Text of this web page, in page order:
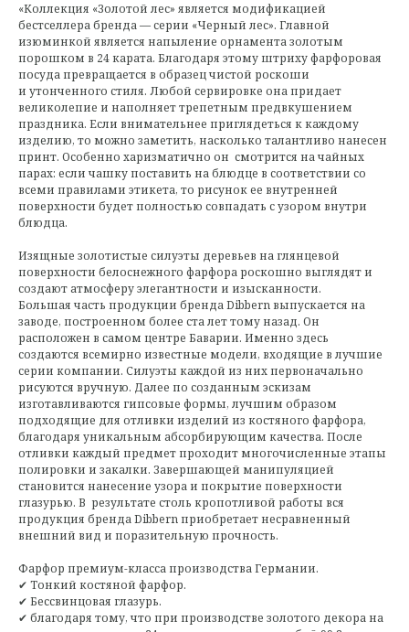
«Коллекция «Золотой лес» является модификацией
бестселлера бренда — серии «Черный лес». Главной
изюминкой является напыление орнамента золотым
порошком в 24 карата. Благодаря этому штриху фарфоровая
посуда превращается в образец чистой роскоши
и утонченного стиля. Любой сервировке она придает
великолепие и наполняет трепетным предвкушением
праздника. Если внимательнее приглядеться к каждому
изделию, то можно заметить, насколько талантливо нанесен
принт. Особенно харизматично он смотрится на чайных
парах: если чашку поставить на блюдце в соответствии со
всеми правилами этикета, то рисунок ее внутренней
поверхности будет полностью совпадать с узором внутри
блюдца.
Изящные золотистые силуэты деревьев на глянцевой
поверхности белоснежного фарфора роскошно выглядят и
создают атмосферу элегантности и изысканности.
Большая часть продукции бренда Dibbern выпускается на
заводе, построенном более ста лет тому назад. Он
расположен в самом центре Баварии. Именно здесь
создаются всемирно известные модели, входящие в лучшие
серии компании. Силуэты каждой из них первоначально
рисуются вручную. Далее по созданным эскизам
изготавливаются гипсовые формы, лучшим образом
подходящие для отливки изделий из костяного фарфора,
благодаря уникальным абсорбирующим качества. После
отливки каждый предмет проходит многочисленные этапы
полировки и закалки. Завершающей манипуляцией
становится нанесение узора и покрытие поверхности
глазурью. В результате столь кропотливой работы вся
продукция бренда Dibbern приобретает несравненный
внешний вид и поразительную прочность.
Фарфор премиум-класса производства Германии.
✔ Тонкий костяной фарфор.
✔ Бессвинцовая глазурь.
✔ благодаря тому, что при производстве золотого декора на